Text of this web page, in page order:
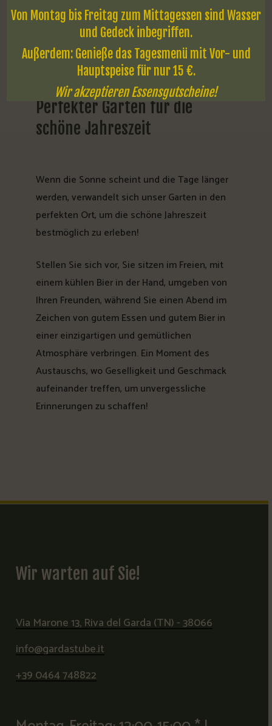
Perfekter Garten für die
schöne Jahreszeit
Wenn die Sonne scheint und die Tage länger
werden, verwandelt sich unser Garten in den
perfekten Ort, um die schöne Jahreszeit
bestmöglich zu erleben!
Stellen Sie sich vor, Sie sitzen im Freien, mit
einem kühlen Bier in der Hand, umgeben von
Ihren Freunden, während Sie einen Abend im
Zeichen von gutem Essen und gutem Bier in
einer einzigartigen und gemütlichen
Atmosphäre verbringen. Ein Moment des
Austauschs, wo Geselligkeit und Geschmack
aufeinander treffen, um unvergessliche
Erinnerungen zu schaffen!
Wir warten auf Sie!
Via Marone 13, Riva del Garda (TN) - 38066
info@gardastube.it
+39 0464 748822
Von Montag bis Freitag zum Mittagessen sind Wasser
und Gedeck inbegriffen.
Außerdem: Genieße das Tagesmenü mit Vor- und
Hauptspeise für nur 15 €.
Wir akzeptieren Essensgutscheine!